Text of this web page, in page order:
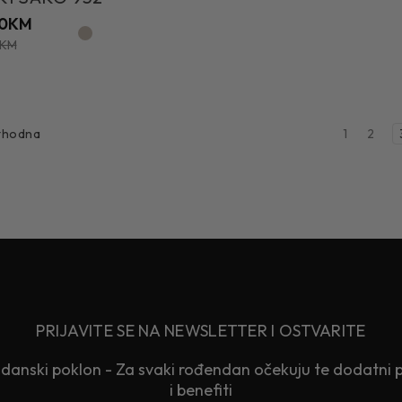
1 2
PRIJAVITE SE NA NEWSLETTER I OSTVARITE
poklon - Za svaki rođendan očekuju te dodatni
i benefiti